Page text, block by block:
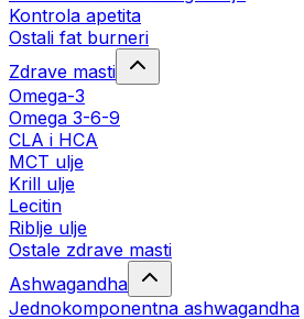
Kontrola apetita
Ostali fat burneri
Zdrave masti
Omega-3
Omega 3-6-9
CLA i HCA
MCT ulje
Krill ulje
Lecitin
Riblje ulje
Ostale zdrave masti
Ashwagandha
Jednokomponentna ashwagandha